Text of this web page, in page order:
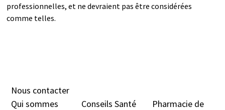
professionnelles, et ne devraient pas être considérées
comme telles.
Nous contacter
Qui sommes
Conseils Santé
Pharmacie de